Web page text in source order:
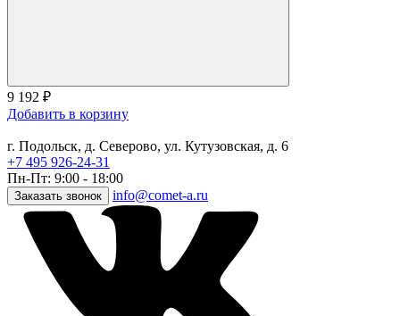
9 192 ₽
Добавить в корзину
г. Подольск, д. Северово, ул. Кутузовская, д. 6
+7 495 926-24-31
Пн-Пт: 9:00 - 18:00
Заказать звонок info@comet-a.ru